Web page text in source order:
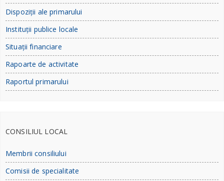
Dispoziții ale primarului
Instituții publice locale
Situații financiare
Rapoarte de activitate
Raportul primarului
CONSILIUL LOCAL
Membrii consiliului
Comisii de specialitate